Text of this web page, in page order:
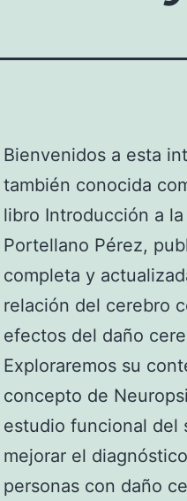
Bienvenidos a esta
también conocida
libro Introducción a
Portellano Pérez,
completa y
relación del cerebro
efectos del daño
Exploraremos su
concepto de
estudio funcional del
mejorar el
personas con daño